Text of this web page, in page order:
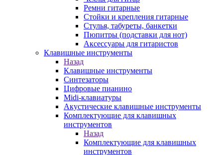
Ремни гитарные
Стойки и крепления гитарные
Стулья, табуреты, банкетки
Пюпитры (подставки для нот)
Аксессуары для гитаристов
Клавишные инструменты
Назад
Клавишные инструменты
Синтезаторы
Цифровые пианино
Midi-клавиатуры
Акустические клавишные инструменты
Комплектующие для клавишных
инструментов
Назад
Комплектующие для клавишных
инструментов